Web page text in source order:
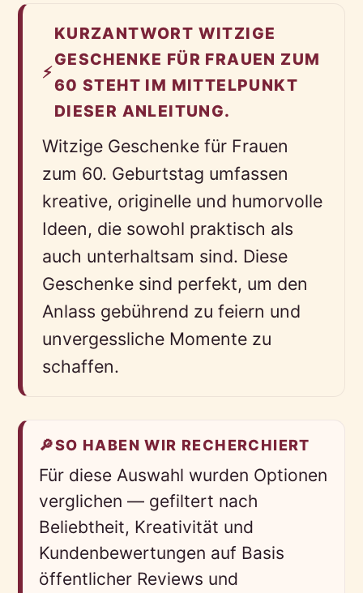
⚡
KURZANTWORT WITZIGE
GESCHENKE FÜR FRAUEN ZUM
60 STEHT IM MITTELPUNKT
DIESER ANLEITUNG.
Witzige Geschenke für Frauen
zum 60. Geburtstag umfassen
kreative, originelle und humorvolle
Ideen, die sowohl praktisch als
auch unterhaltsam sind. Diese
Geschenke sind perfekt, um den
Anlass gebührend zu feiern und
unvergessliche Momente zu
schaffen.
🔎SO HABEN WIR RECHERCHIERT
Für diese Auswahl wurden Optionen
verglichen — gefiltert nach
Beliebtheit, Kreativität und
Kundenbewertungen auf Basis
öffentlicher Reviews und